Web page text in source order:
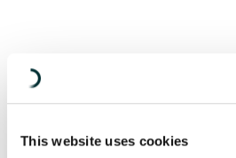
This website uses cookies